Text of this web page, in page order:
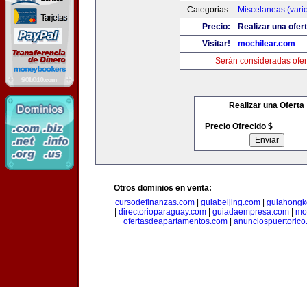
Categorias:
Miscelaneas
Precio:
Realizar una
Visitar!
mochilear.com
Serán consideradas
Realizar una Oferta
Precio Ofrecido $
Otros dominios en venta:
cursodefinanzas.com| guiabeijing.com|
directorioparaguay.com| guiadaempresa.com|
ofertasdeapartamentos.com